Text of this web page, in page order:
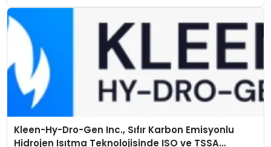
Kleen-Hy-Dro-Gen Inc., Sıfır Karbon Emisyonlu
Hidrojen Isıtma Teknolojisinde ISO ve TSSA